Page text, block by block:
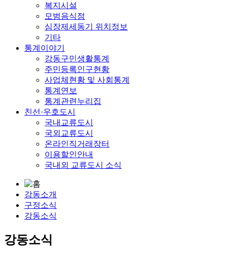
복지시설
모범음식점
심장제세동기 위치정보
기타
통계이야기
강동구민생활통계
주민등록인구현황
사업체현황 및 사회통계
통계연보
통계관련누리집
친선·우호도시
국내교류도시
국외교류도시
온라인직거래장터
이용할인안내
국내외 교류도시 소식
강동소개
구정소식
강동소식
강동소식